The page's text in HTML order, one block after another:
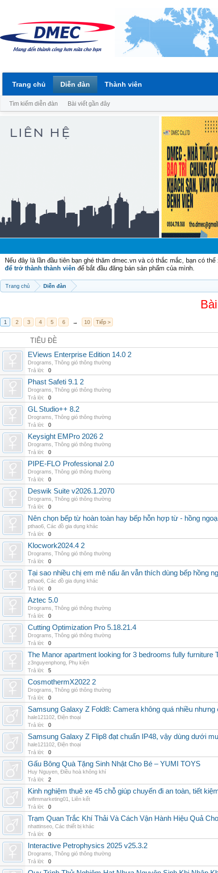
Nếu đây là lần đầu tiên bạn ghé thăm dmec.vn và có thắc mắc, bạn có
để trở thành thành viên để bắt đầu đăng bán sản phẩm của mình.
Trang chủ Diễn đàn
1 2 3 4 5 6 → 10 Tiếp >
TIÊU ĐỀ
EViews Enterprise Edition 14.0 2
Drograms Thông gió thông thường
Trả lời:
0
Phast Safeti 9.1 2
Drograms Thông gió thông thường
Trả lời:
0
GL Studio++ 8.2
Drograms Thông gió thông thường
Trả lời:
0
Keysight EMPro 2026 2
Drograms Thông gió thông thường
Trả lời:
0
PIPE-FLO Professional 2.0
Drograms Thông gió thông thường
Trả lời:
0
Deswik Suite v2026.1.2070
Drograms Thông gió thông thường
Trả lời:
0
Nên chọn bếp từ hoàn toàn hay bếp hỗn hợp từ - hồng
pthao6 Các đồ gia dụng khác
Trả lời:
0
Klocwork2024.4 2
Drograms Thông gió thông thường
Trả lời:
0
Tại sao nhiều chị em mê nấu ăn vẫn thích dùng bếp hồng
pthao6 Các đồ gia dụng khác
Trả lời:
0
Aztec 5.0
Drograms Thông gió thông thường
Trả lời:
0
Cutting Optimization Pro 5.18.21.4
Drograms Thông gió thông thường
Trả lời:
0
The Manor apartment looking for 3 bedrooms fully furniture
z3nguyenphong Phụ kiện
Trả lời:
5
CosmothermX2022 2
Drograms Thông gió thông thường
Trả lời:
0
Samsung Galaxy Z Fold8: Camera không quá nhiều nhưng
hale121102 Điện thoại
Trả lời:
0
Samsung Galaxy Z Flip8 đạt chuẩn IP48, vậy dùng dưới
hale121102 Điện thoại
Trả lời:
0
Gấu Bông Quà Tặng Sinh Nhật Cho Bé – YUMI TOYS
Huy Nguyen Điều hoà không khí
Trả lời:
2
Kinh nghiệm thuê xe 45 chỗ giúp chuyến đi an toàn, tiết
wifimmarketing01
Liên kết
Trả lời:
0
Trạm Quan Trắc Khí Thải Và Cách Vận Hành Hiệu Quả
nhattinseo Các thiết bị khác
Trả lời:
0
Interactive Petrophysics 2025 v25.3.2
Drograms Thông gió thông thường
Trả lời:
0
Trang chủ Diễn đàn
Tìm kiếm diễn đàn Bài viết gần đây
Thành viên